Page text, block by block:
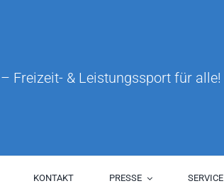
Freizeit- & Leistungssport für alle!
KONTAKT PRESSE SERVICE